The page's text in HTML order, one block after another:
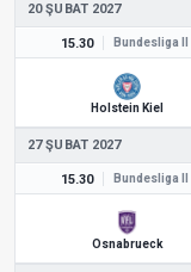
20 ŞUBAT 2027
15.30 Bundesliga II
Holstein Kiel
27 ŞUBAT 2027
15.30 Bundesliga II
Osnabrueck